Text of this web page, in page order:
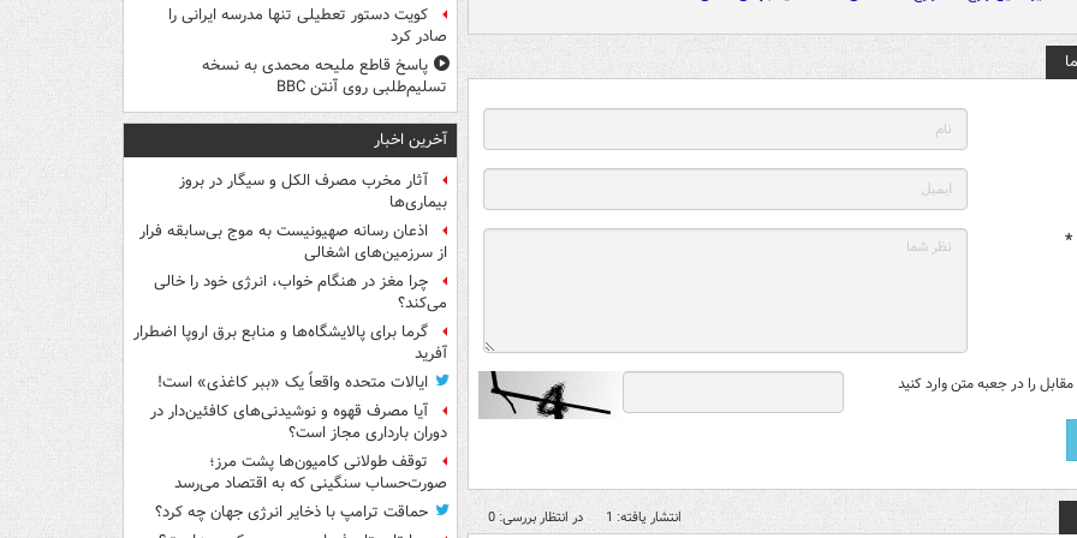
*
را در جعبه متن وارد کنید
انتشار یافته: 1 در انتظار بررسی: 0
کویت دستور تعطیلی تنها مدرسه ایرانی را
صادر کرد
پاسخ قاطع ملیحه محمدی به نسخه
تسلیم‌طلبی روی آنتن BBC
آخرین اخبار
آثار مخرب مصرف الکل و سیگار در بروز
بیماری‌ها
اذعان رسانه صهیونیست به موج بی‌سابقه فرار
از سرزمین‌های اشغالی
چرا مغز در هنگام خواب، انرژی خود را خالی
می‌کند؟
گرما برای پالایشگاه‌ها و منابع برق اروپا اضطرار
آفرید
ایالات متحده واقعاً یک «ببر کاغذی» است!
آیا مصرف قهوه و نوشیدنی‌های کافئین‌دار در
دوران بارداری مجاز است؟
توقف طولانی کامیون‌ها پشت مرز؛
صورت‌حساب سنگینی که به اقتصاد می‌رسد
حماقت ترامپ با ذخایر انرژی جهان چه کرد؟